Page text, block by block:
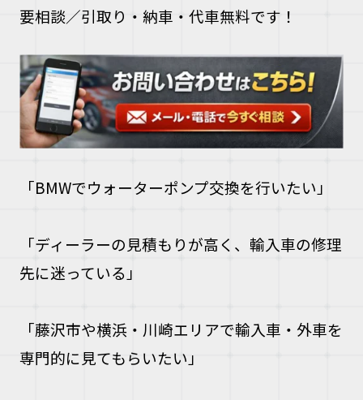
お問い合
要相談／引取り・納車・代車無料です！
「BMWでウォーターポンプ交換を行いたい」
「ディーラーの見積もりが高く、輸入車の修理
先に迷っている」
「藤沢市や横浜・川崎エリアで輸入車・外車を
専門的に見てもらいたい」